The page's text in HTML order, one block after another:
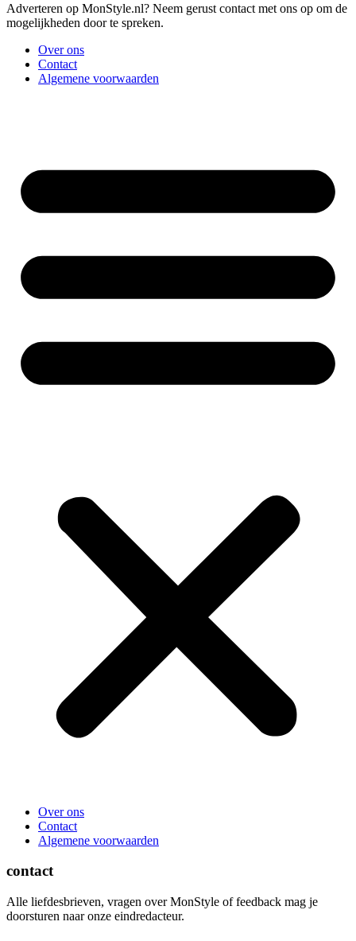
Adverteren op MonStyle.nl? Neem gerust contact met ons op om de
mogelijkheden door te spreken.
Over ons
Contact
Algemene voorwaarden
Over ons
Contact
Algemene voorwaarden
contact
Alle liefdesbrieven, vragen over MonStyle of feedback mag je
doorsturen naar onze eindredacteur.